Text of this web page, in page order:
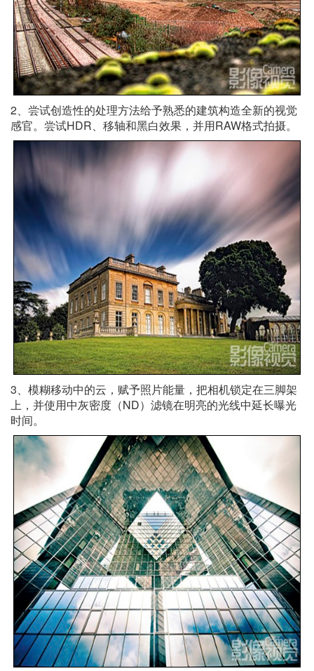
2、尝试创造性的处理方法给予熟悉的建筑构造全新的视觉
感官。尝试HDR、移轴和黑白效果，并用RAW格式拍摄。
3、模糊移动中的云，赋予照片能量，把相机锁定在三脚架
上，并使用中灰密度（ND）滤镜在明亮的光线中延长曝光
时间。